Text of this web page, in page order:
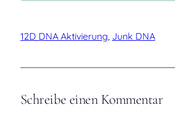
12D DNA Aktivierung Junk DNA
Schreibe einen Kommentar